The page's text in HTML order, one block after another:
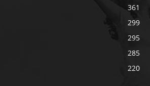
361
299
295
285
220